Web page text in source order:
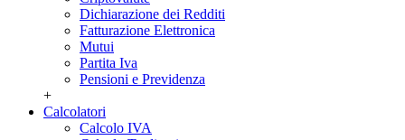
Dichiarazione dei Redditi
Fatturazione Elettronica
Mutui
Partita Iva
Pensioni e Previdenza
+
Calcolatori
Calcolo IVA